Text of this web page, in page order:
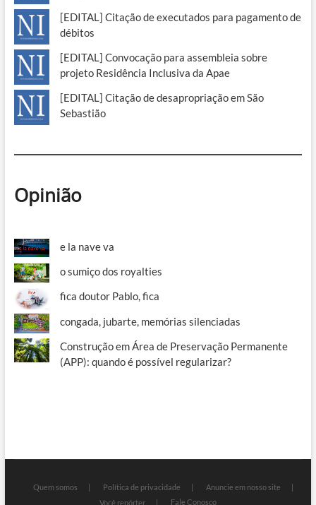
[EDITAL] Citação de executados para pagamento de
débitos
[EDITAL] Convocação para assembleia sobre
projeto Residência Inclusiva da Apae
[EDITAL] Citação de desapropriação em São
Sebastião
Opinião
e la nave va
o sumiço dos royalties
fica doutor Pablo, fica
congada, jubarte, memórias silenciadas
Construção em Área de Preservação Permanente
(APP): quando é possível regularizar?
Quem somos Política de privacidade
Anuncie em nosso site
Você repórter
Fale Conosco